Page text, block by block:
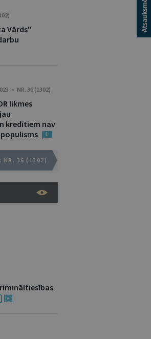
Vārds"
• NR. 36 (1302)
likmes
kredītiem nav
1
NR. 36 (1302)